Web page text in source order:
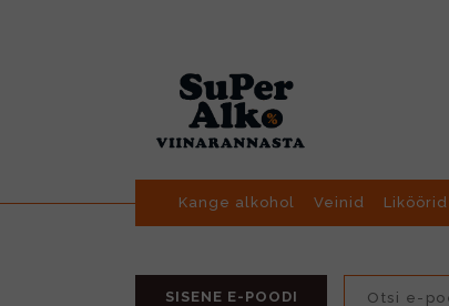
Kange alkohol Veinid Liköörid
SISENE E-POODI